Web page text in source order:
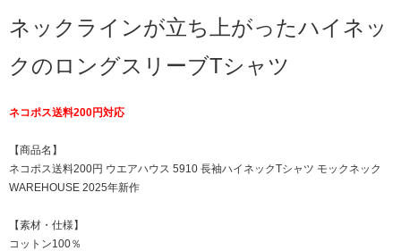
ネックラインが立ち上がったハイネッ
クのロングスリーブTシャツ
ネコポス送料200円対応
【商品名】
ネコポス送料200円 ウエアハウス 5910 長袖ハイネックTシャツ モックネック
WAREHOUSE 2025年新作
【素材・仕様】
コットン100％